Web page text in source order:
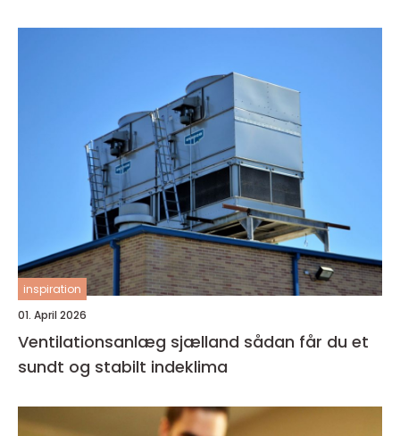
inspiration
01. April 2026
Ventilationsanlæg sjælland sådan får du et
sundt og stabilt indeklima